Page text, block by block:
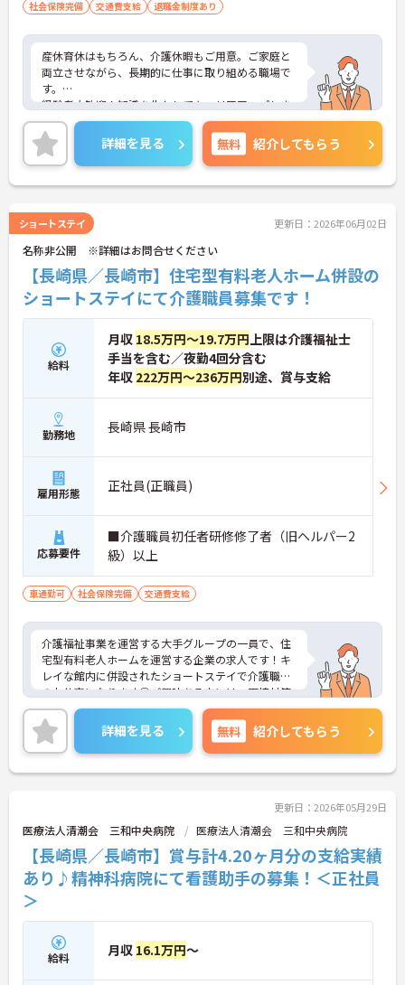
社会保険完備 交通費支給 退職金制度あり
産休育休はもちろん、介護休暇もご用意。ご家庭と
両立させながら、長期的に仕事に取り組める職場で
す。
経験者大歓迎！知識を生かしてキャリアアップしま
せんか？
ご興味ある方には、面接対策ポイントなど、さらに
詳細をお話しいたしますのでお気軽にご相談くださ
い。
詳細を見る 無料 紹介してもらう
ショートステイ 更新日：2026年06月02日
名称非公開 ※詳細はお問合せください
【長崎県／長崎市】住宅型有料老人ホーム併設の
ショートステイにて介護職員募集です！
給料
月収 18.5万円～19.7万円上限は介護福祉士
手当を含む／夜勤4回分含む
年収 222万円～236万円別途、賞与支給
勤務地 長崎県 長崎市
雇用形態 正社員(正職員)
応募要件
■介護職員初任者研修修了者（旧ヘルパー2
級）以上
車通勤可 社会保険完備 交通費支給
介護福祉事業を運営する大手グループの一員で、住
宅型有料老人ホームを運営する企業の求人です！キ
レイな館内に併設されたショートステイで介護職員
のお仕事になります◎ご興味ある方には、面接対策
ポイントなど、さらに詳細をお話しいたしますので
お気軽にご相談ください！
詳細を見る 無料 紹介してもらう
更新日：2026年05月29日
医療法人清潮会 三和中央病院 医療法人清潮会 三和中央病院
【長崎県／長崎市】賞与計4.20ヶ月分の支給実績
あり♪精神科病院にて看護助手の募集！＜正社員
＞
給料 月収 16.1万円～